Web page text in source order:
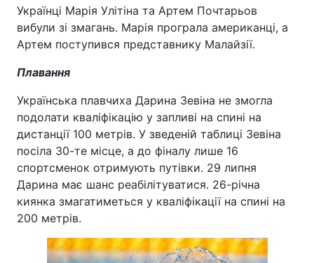
Українці Марія Улітіна та Артем Почтарьов
вибули зі змагань. Марія програла американці, а
Артем поступився представнику Малайзії.
Плавання
Українська плавчиха Дарина Зевіна не змогла
подолати кваліфікацію у запливі на спині на
дистанції 100 метрів. У зведеній таблиці Зевіна
посіла 30-те місце, а до фіналу лише 16
спортсменок отримують путівки. 29 липня
Дарина має шанс реабілітуватися. 26-річна
киянка змагатиметься у кваліфікації на спині на
200 метрів.